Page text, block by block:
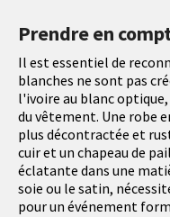
Prendre en
Il est essentiel de
blanches ne sont pas
l'ivoire au blanc
du vêtement. Une robe
plus décontractée et
cuir et un chapeau de
éclatante dans une
soie ou le satin,
pour un événement